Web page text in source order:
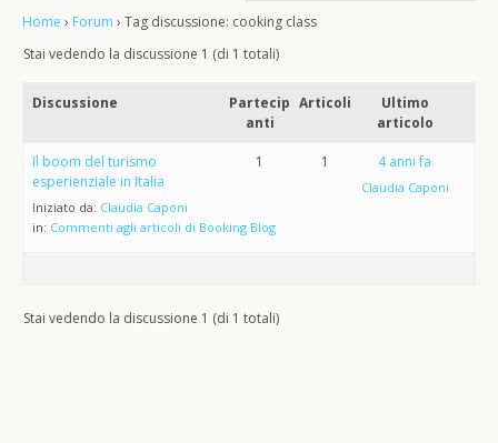
Home › Forum › Tag discussione: cooking class
Stai vedendo la discussione 1 (di 1 totali)
Discussione
Partecip
anti
Articoli
Ultimo
articolo
Il boom del turismo
esperienziale in Italia
Iniziato da: Claudia Caponi
in: Commenti agli articoli di Booking Blog
1 1 4 anni fa
Claudia Caponi
Stai vedendo la discussione 1 (di 1 totali)